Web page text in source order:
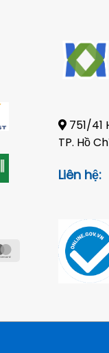
MasterCard
751/41
TP. Hồ
Liên hệ: